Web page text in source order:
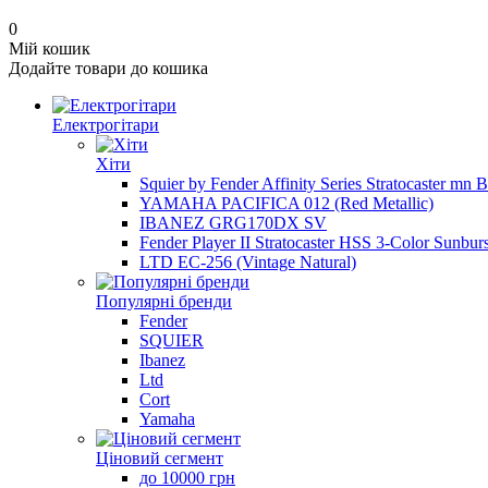
0
Мій кошик
Додайте товари до кошика
Електрогітари
Хіти
Squier by Fender Affinity Series Stratocaster mn
YAMAHA PACIFICA 012 (Red Metallic)
IBANEZ GRG170DX SV
Fender Player II Stratocaster HSS 3-Color
LTD EC-256 (Vintage Natural)
Популярні бренди
Fender
SQUIER
Ibanez
Ltd
Cort
Yamaha
Ціновий сегмент
до 10000 грн